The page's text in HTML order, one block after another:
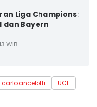
Liga Champions:
dan Bayern
WIB
carlo ancelotti
UCL